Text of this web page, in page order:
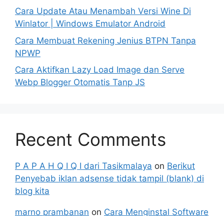
Cara Update Atau Menambah Versi Wine Di
Winlator | Windows Emulator Android
Cara Membuat Rekening Jenius BTPN Tanpa
NPWP
Cara Aktifkan Lazy Load Image dan Serve
Webp Blogger Otomatis Tanp JS
Recent Comments
P A P A H Q I Q I dari Tasikmalaya on Berikut
Penyebab iklan adsense tidak tampil (blank) di
blog kita
marno prambanan on Cara Menginstal Software